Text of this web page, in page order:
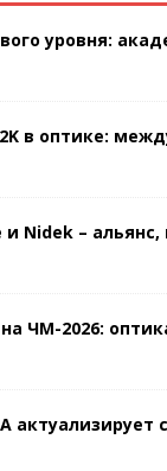
уровня:
в оптике:
и Nidek – альянс,
ЧМ-2026: